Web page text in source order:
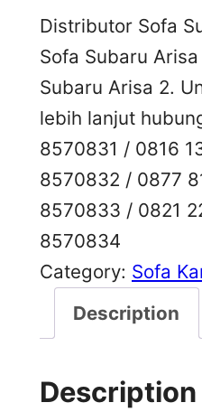
Distributor Sofa
Sofa Subaru
Subaru Arisa 2.
lebih lanjut
8570831 / 0816
8570832 / 0877
8570833 / 0821
8570834
Category: Sofa
Description
Description